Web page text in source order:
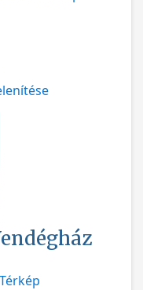
Térkép